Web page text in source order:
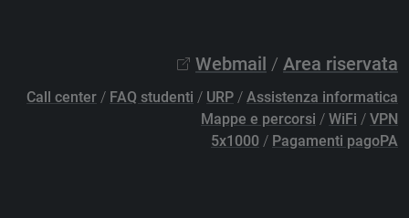
Webmail / Area riservata
Call center / FAQ studenti / URP / Assistenza informatica
Mappe e percorsi / WiFi / VPN
5x1000 / Pagamenti pagoPA